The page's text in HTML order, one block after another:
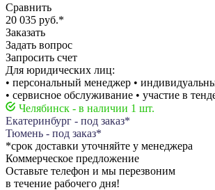
Сравнить
20 035 руб.*
Заказать
Задать вопрос
Запросить счет
Для юридических лиц:
• персональный менеджер •
• сервисное обслуживание • участие в
Челябинск - в наличии 1 шт.
Екатеринбург - под заказ*
Тюмень - под заказ*
*срок доставки уточняйте у менеджера
Коммерческое предложение
Оставьте телефон и мы перезвоним
в течение рабочего дня!